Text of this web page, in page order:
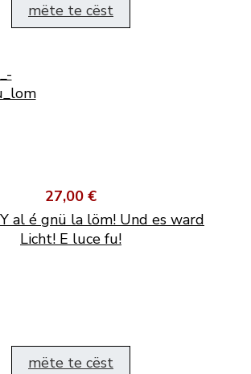
mëte te cëst
27,00 €
al é gnü la löm! Und es ward
Licht! E luce fu!
mëte te cëst